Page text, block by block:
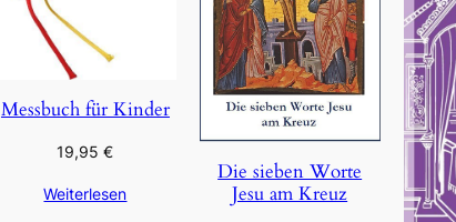
Messbuch für Kinder
19,95€
Weiterlesen
Die sieben Worte
Jesu am Kreuz